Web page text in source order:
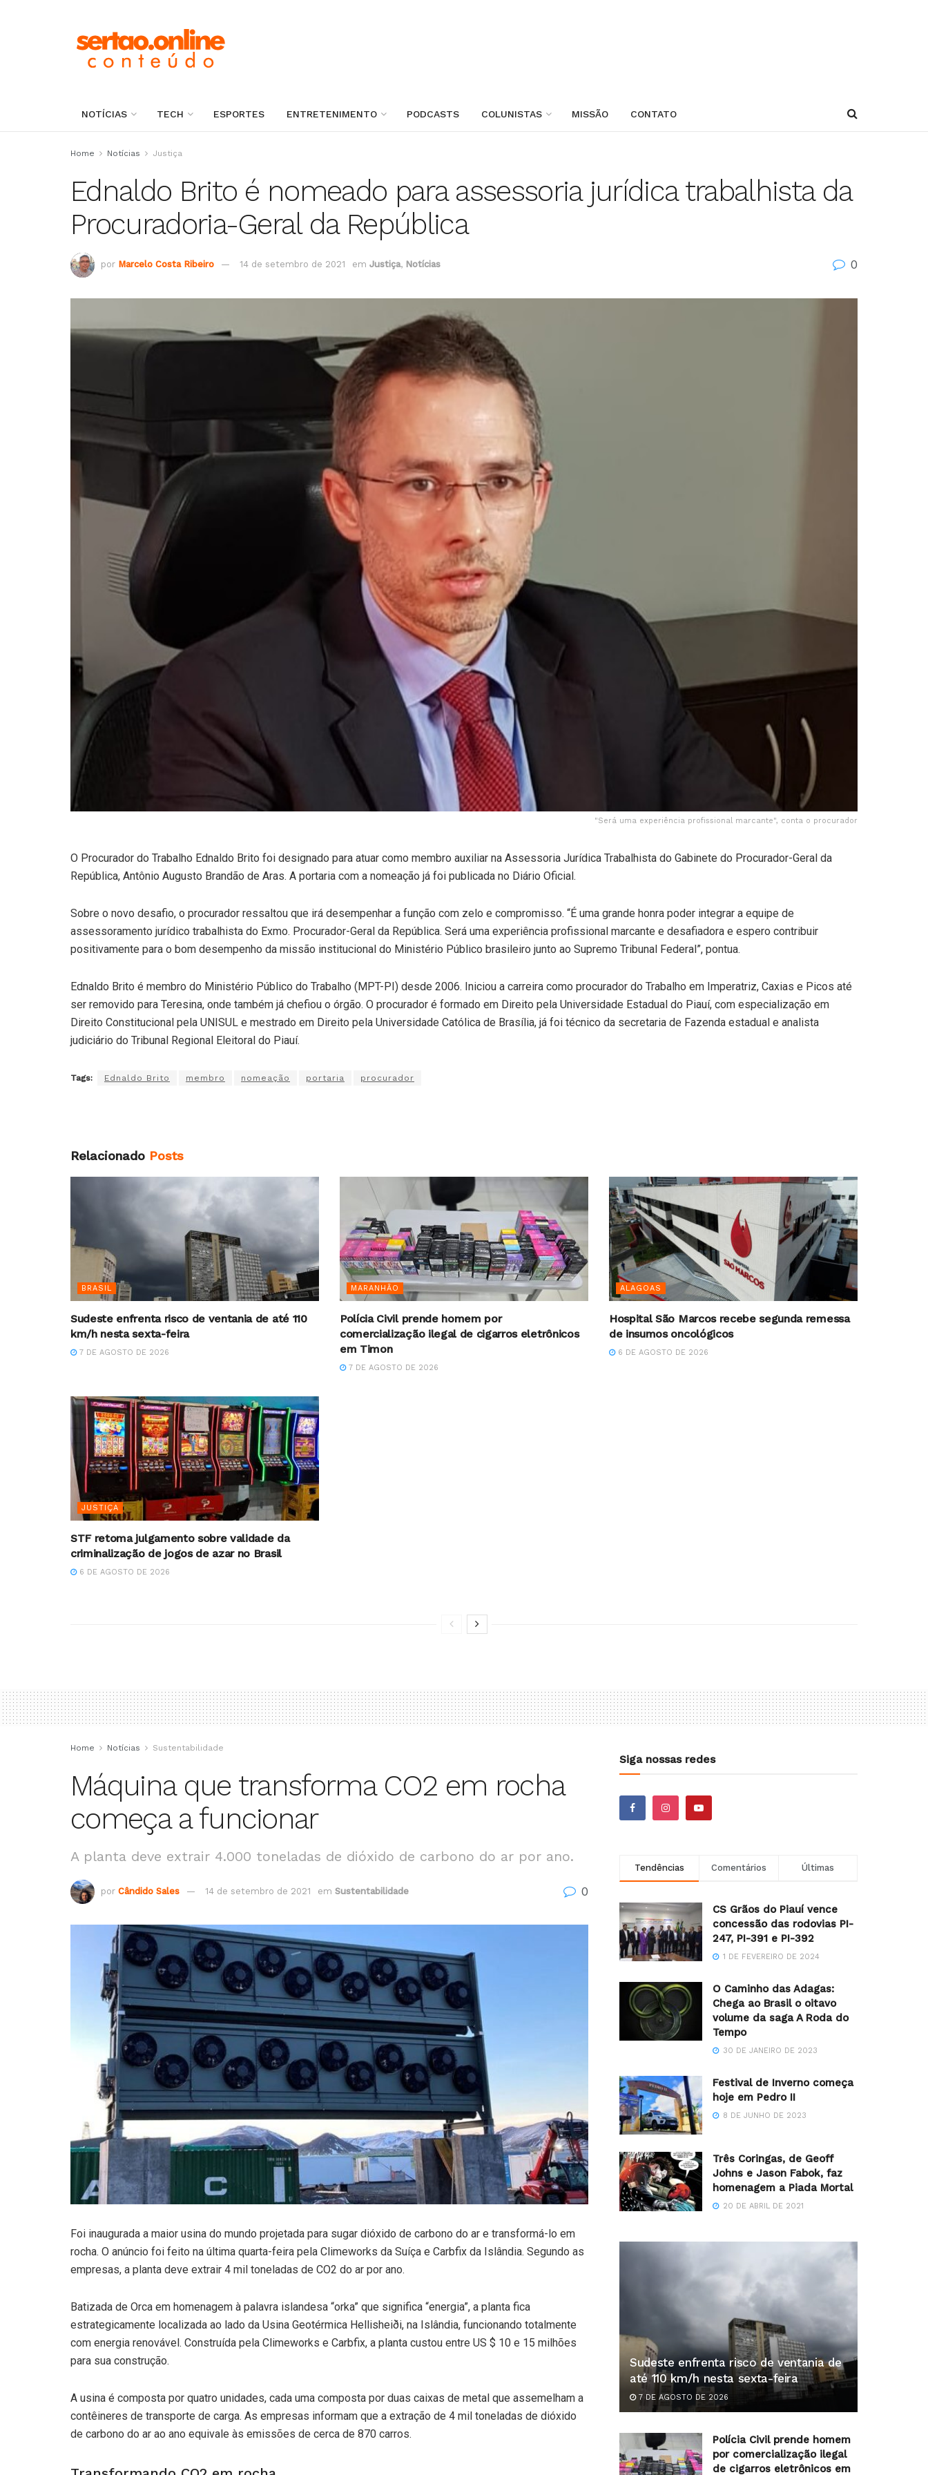
NOTÍCIAS TECH ESPORTES ENTRETENIMENTO PODCASTS COLUNISTAS MISSÃO CONTATO
Home Notícias Justiça
Ednaldo Brito é nomeado para assessoria jurídica trabalhista da
Procuradoria-Geral da República
por Marcelo Costa Ribeiro 14 de setembro de 2021 em Justiça, Notícias 0
"Será uma experiência profissional marcante", conta o procurador
O Procurador do Trabalho Ednaldo Brito foi designado para atuar como membro auxiliar na Assessoria Jurídica Trabalhista do Gabinete do Procurador-Geral da
República, Antônio Augusto Brandão de Aras. A portaria com a nomeação já foi publicada no Diário Oficial.
Sobre o novo desafio, o procurador ressaltou que irá desempenhar a função com zelo e compromisso. “É uma grande honra poder integrar a equipe de
assessoramento jurídico trabalhista do Exmo. Procurador-Geral da República. Será uma experiência profissional marcante e desafiadora e espero contribuir
positivamente para o bom desempenho da missão institucional do Ministério Público brasileiro junto ao Supremo Tribunal Federal”, pontua.
Ednaldo Brito é membro do Ministério Público do Trabalho (MPT-PI) desde 2006. Iniciou a carreira como procurador do Trabalho em Imperatriz, Caxias e Picos até
ser removido para Teresina, onde também já chefiou o órgão. O procurador é formado em Direito pela Universidade Estadual do Piauí, com especialização em
Direito Constitucional pela UNISUL e mestrado em Direito pela Universidade Católica de Brasília, já foi técnico da secretaria de Fazenda estadual e analista
judiciário do Tribunal Regional Eleitoral do Piauí.
Tags: Ednaldo Brito membro nomeação portaria procurador
Relacionado Posts
BRASIL
Sudeste enfrenta risco de ventania de até 110
km/h nesta sexta-feira
7 DE AGOSTO DE 2026
MARANHÃO
Polícia Civil prende homem por
comercialização ilegal de cigarros eletrônicos
em Timon
7 DE AGOSTO DE 2026
ALAGOAS
Hospital São Marcos recebe segunda remessa
de insumos oncológicos
6 DE AGOSTO DE 2026
JUSTIÇA
STF retoma julgamento sobre validade da
criminalização de jogos de azar no Brasil
6 DE AGOSTO DE 2026
Home Notícias Sustentabilidade
Máquina que transforma CO2 em rocha
começa a funcionar
A planta deve extrair 4.000 toneladas de dióxido de carbono do ar por ano.
por Cândido Sales 14 de setembro de 2021 em Sustentabilidade 0
Foi inaugurada a maior usina do mundo projetada para sugar dióxido de carbono do ar e transformá-lo em
rocha. O anúncio foi feito na última quarta-feira pela Climeworks da Suíça e Carbfix da Islândia. Segundo as
empresas, a planta deve extrair 4 mil toneladas de CO2 do ar por ano.
Batizada de Orca em homenagem à palavra islandesa “orka” que significa “energia”, a planta fica
estrategicamente localizada ao lado da Usina Geotérmica Hellisheiði, na Islândia, funcionando totalmente
com energia renovável. Construída pela Climeworks e Carbfix, a planta custou entre US $ 10 e 15 milhões
para sua construção.
A usina é composta por quatro unidades, cada uma composta por duas caixas de metal que assemelham a
contêineres de transporte de carga. As empresas informam que a extração de 4 mil toneladas de dióxido
de carbono do ar ao ano equivale às emissões de cerca de 870 carros.
Siga nossas redes
Tendências Comentários Últimas
CS Grãos do Piauí vence
concessão das rodovias PI-
247, PI-391 e PI-392
1 DE FEVEREIRO DE 2024
O Caminho das Adagas:
Chega ao Brasil o oitavo
volume da saga A Roda do
Tempo
30 DE JANEIRO DE 2023
Festival de Inverno começa
hoje em Pedro II
8 DE JUNHO DE 2023
Três Coringas, de Geoff
Johns e Jason Fabok, faz
homenagem a Piada Mortal
20 DE ABRIL DE 2021
Sudeste enfrenta risco de ventania de
até 110 km/h nesta sexta-feira
7 DE AGOSTO DE 2026
Polícia Civil prende homem
por comercialização ilegal
de cigarros eletrônicos em